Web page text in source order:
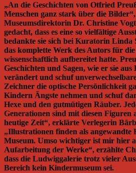
„An die Geschichten von Otfried
Menschen ganz stark über die
Museumsdirektorin Dr. Christine
gedacht, dass es eine so vielfältige
bedankte sie sich bei Kuratorin Linda
das komplette Werk des Autors für
wissenschaftlich aufbereitet hatte.
Geschichten und Sagen, wie er sie
verändert und schuf
Zeichner die optische Persönlichkeit
Kindern Ängste nehmen und schuf
Hexe und den gutmütigen Räuber.
Generationen sind mit diesen Figuren
heutige Zeit“, erklärte Verlegerin
„Illustrationen finden als angewandte
Museum. Umso wichtiger ist mir hier
Aufarbeitung der Werke“, erzählte
dass die Ludwiggalerie trotz vieler
Bereich kein Kindermuseum sei.